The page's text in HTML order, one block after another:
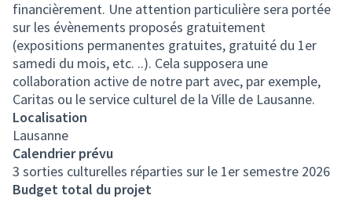
financièrement. Une attention particulière sera portée
sur les évènements proposés gratuitement
(expositions permanentes gratuites, gratuité du 1er
samedi du mois, etc. ..). Cela supposera une
collaboration active de notre part avec, par exemple,
Caritas ou le service culturel de la Ville de Lausanne.
Localisation
Lausanne
Calendrier prévu
3 sorties culturelles réparties sur le 1er semestre 2026
Budget total du projet